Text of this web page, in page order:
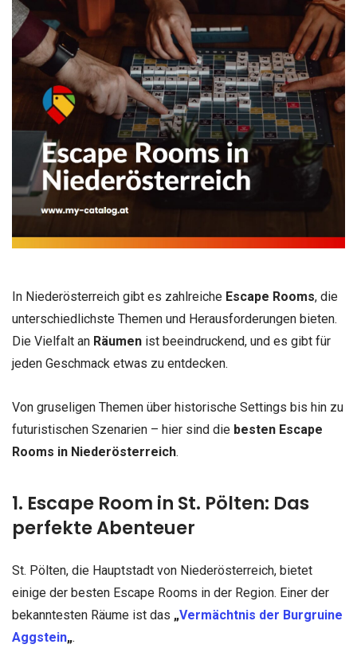
In Niederösterreich gibt es zahlreiche Escape Rooms, die
unterschiedlichste Themen und Herausforderungen bieten.
Die Vielfalt an Räumen ist beeindruckend, und es gibt für
jeden Geschmack etwas zu entdecken.
Von gruseligen Themen über historische Settings bis hin zu
futuristischen Szenarien – hier sind die besten Escape
Rooms in Niederösterreich.
1. Escape Room in St. Pölten: Das
perfekte Abenteuer
St. Pölten, die Hauptstadt von Niederösterreich, bietet
einige der besten Escape Rooms in der Region. Einer der
bekanntesten Räume ist das „Vermächtnis der Burgruine
Aggstein„.